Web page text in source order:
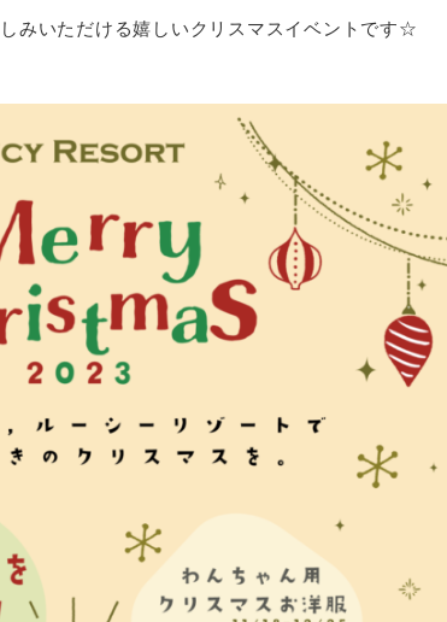
みいただける嬉しいクリスマスイベントです☆